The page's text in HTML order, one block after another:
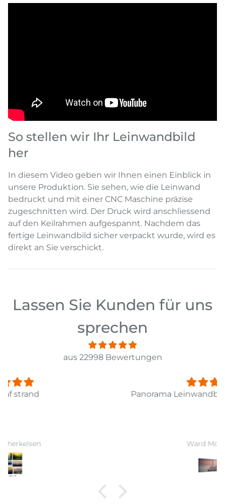
So stellen wir Ihr Leinwandbild
her
In diesem Video geben wir Ihnen einen Einblick in
unsere Produktion. Sie sehen, wie die Leinwand
bedruckt und mit einer CNC Maschine präzise
zugeschnitten wird. Der Druck wird anschliessend
auf den Keilrahmen aufgespannt. Nachdem das
fertige Leinwandbild sicher verpackt wurde, wird es
direkt an Sie verschickt.
Lassen Sie Kunden für uns
sprechen
aus 22998 Bewertungen
Panorama Leinwandbild 3-teilig Old Pier Ii